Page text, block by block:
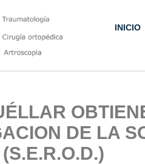
y Artroscopia
INICIO
DE LA